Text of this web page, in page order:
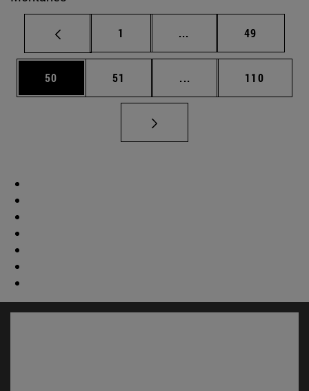
Página
1 ... Páginas intermedias
Página
49
Página
50 Página
51 ... Páginas intermedias
Página
110